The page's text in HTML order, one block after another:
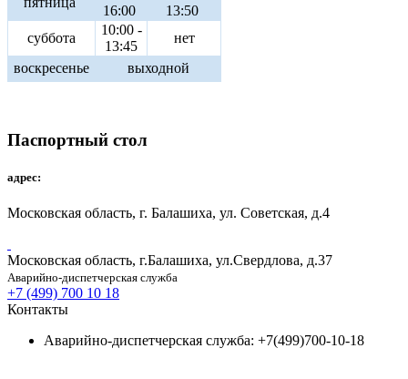
16:00
13:50
суббота
10:00 -
13:45
нет
воскресенье
выходной
Паспортный стол
адрес:
Московская область, г. Балашиха, ул. Советская, д.4
Московская область, г.Балашиха, ул.Свердлова, д.37
Аварийно-диспетчерская служба
+7 (499) 700 10 18
Контакты
Аварийно-диспетчерская служба: +7(499)700-10-18